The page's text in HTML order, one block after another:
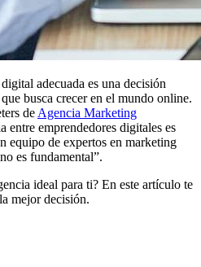
adecuada es una decisión
busca crecer en el mundo online.
de Agencia Marketing
entre emprendedores digitales es
equipo de expertos en marketing
es fundamental”.
ideal para ti? En este artículo te
mejor decisión.